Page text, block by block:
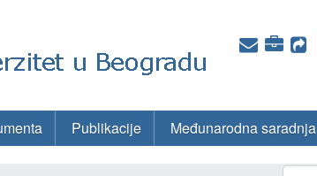
Publikacije Međunarodna saradnja